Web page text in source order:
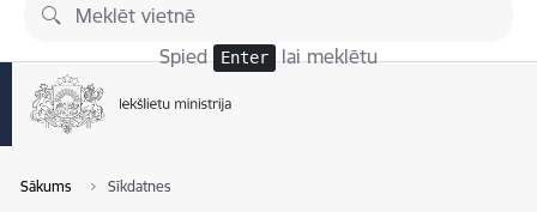
Pāriet uz lapas saturu
Spied Enter lai meklētu
Sākums Sīkdatnes